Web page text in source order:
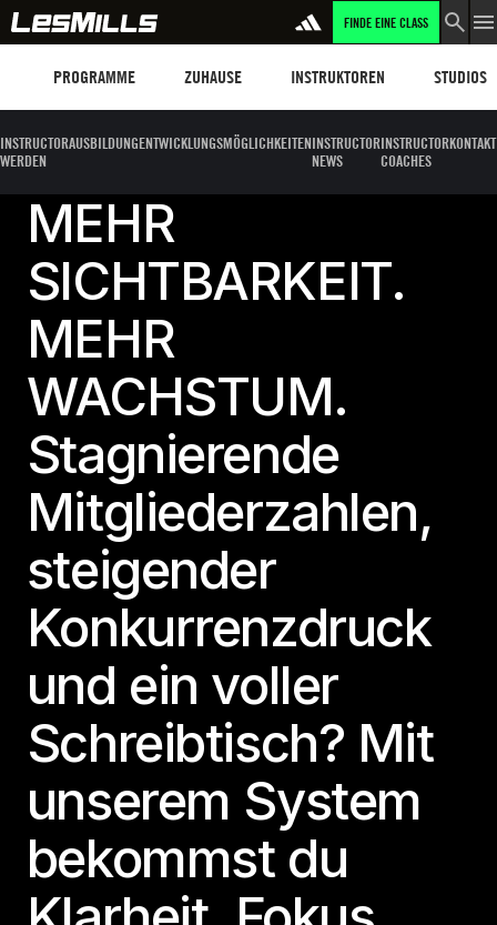
FINDE EINE CLASS
PROGRAMME ZUHAUSE INSTRUKTOREN STUDIOS
INSTRUCTOR
WERDEN
AUSBILDUNGENTWICKLUNGSMÖGLICHKEITENINSTRUCTOR
NEWS
INSTRUCTOR
COACHES
KONTAKT
MEHR
SICHTBARKEIT.
MEHR
WACHSTUM.
Stagnierende
Mitgliederzahlen,
steigender
Konkurrenzdruck
und ein voller
Schreibtisch? Mit
unserem System
bekommst du